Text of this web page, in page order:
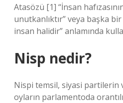
Atasözü [1] “İnsan
unutkanlıktır” veya başka
insan halidir” anlamında
Nisp nedir?
Nispi temsil, siyasi partilerin
oyların parlamentoda